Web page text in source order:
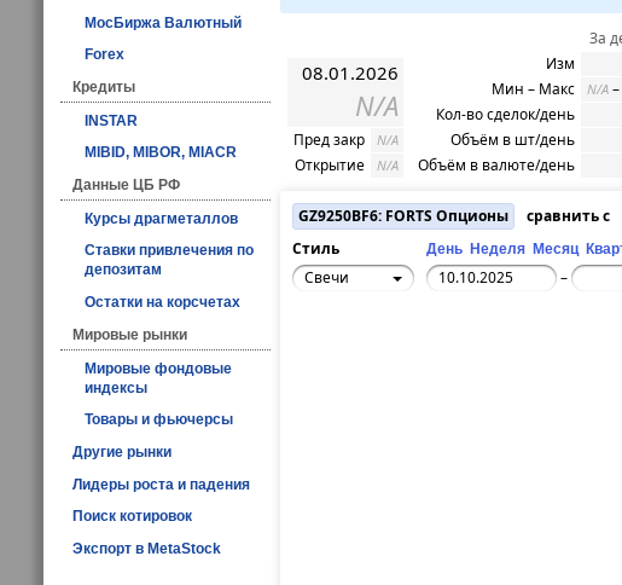
МосБиржа Валютный
Forex
Кредиты
INSTAR
MIBID, MIBOR, MIACR
Данные ЦБ РФ
Курсы драгметаллов
Ставки привлечения по
депозитам
Остатки на корсчетах
Мировые рынки
Мировые фондовые
индексы
Товары и фьючерсы
Другие рынки
Лидеры роста и падения
Поиск котировок
Экспорт в MetaStock
08.01.2026
N/A
Пред закр N/A
Открытие N/A
За
Изм
Мин – Макс
N/A –
Кол-во сделок/день
Объём в шт/день
Объём в валюте/день
GZ9250BF6: FORTS Опционы
сравнить с
Стиль
День Неделя Месяц
Свечи
–